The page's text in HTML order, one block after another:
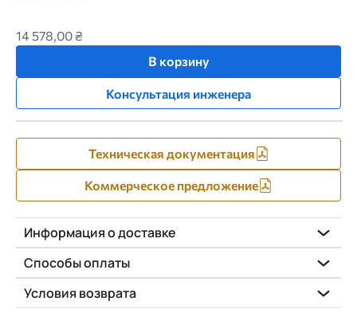
14 578,00 ₴
В корзину
Консультация инженера
Техническая документация
Коммерческое предложение
Информация о доставке
Способы оплаты
Условия возврата